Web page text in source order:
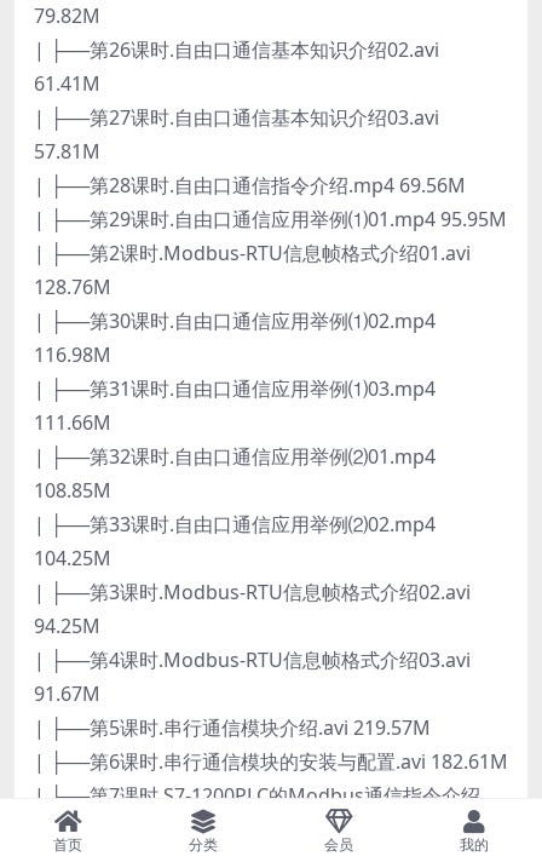
79.82M
| ├──第26课时.自由口通信基本知识介绍02.avi
61.41M
| ├──第27课时.自由口通信基本知识介绍03.avi
57.81M
| ├──第28课时.自由口通信指令介绍.mp4 69.56M
| ├──第29课时.自由口通信应用举例⑴01.mp4 95.95M
| ├──第2课时.Modbus-RTU信息帧格式介绍01.avi
128.76M
| ├──第30课时.自由口通信应用举例⑴02.mp4
116.98M
| ├──第31课时.自由口通信应用举例⑴03.mp4
111.66M
| ├──第32课时.自由口通信应用举例⑵01.mp4
108.85M
| ├──第33课时.自由口通信应用举例⑵02.mp4
104.25M
| ├──第3课时.Modbus-RTU信息帧格式介绍02.avi
94.25M
| ├──第4课时.Modbus-RTU信息帧格式介绍03.avi
91.67M
| ├──第5课时.串行通信模块介绍.avi 219.57M
| ├──第6课时.串行通信模块的安装与配置.avi 182.61M
| ├──第7课时.S7-1200PLC的Modbus通信指令介绍
01.avi 108.43M
首页 分类 会员 我的